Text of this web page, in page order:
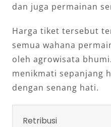
dan juga permainan
Harga tiket tersebut
semua wahana
oleh agrowisata
menikmati sepanjang
dengan senang hati.
Retribusi